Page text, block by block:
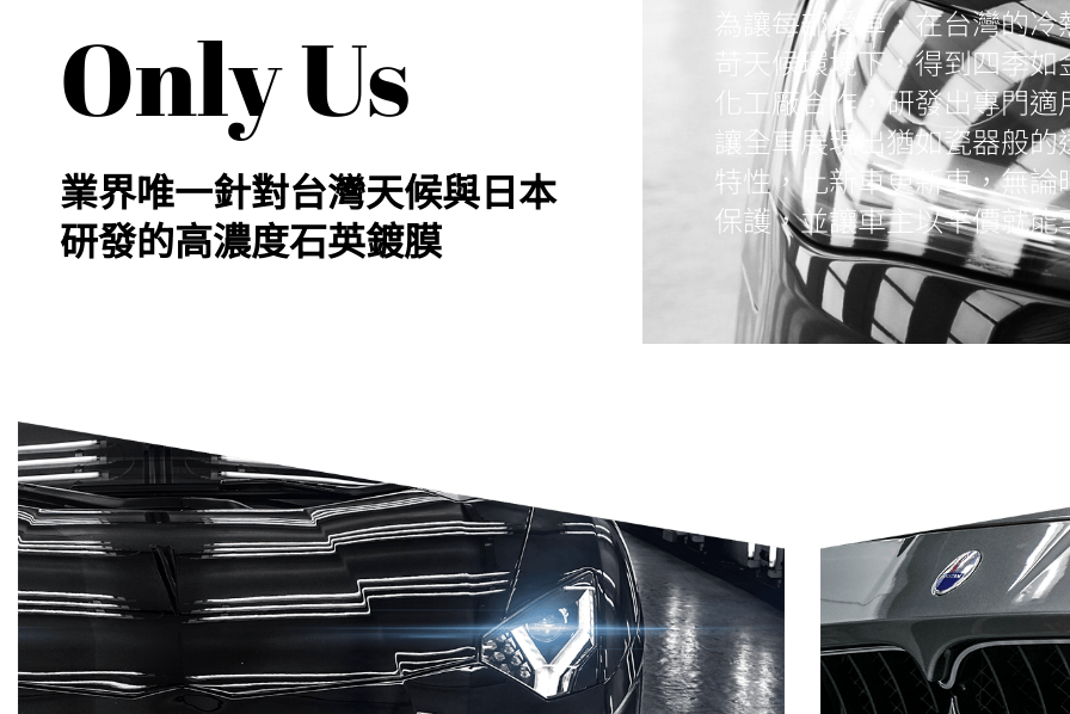
Only Us
業界唯一針對台灣天候與日本
研發的高濃度石英鍍膜
為讓每部愛車，在台灣的
苛天候環境下，得到四季
化工廠合作，研發出專門
讓全車展現出猶如瓷器般
特性，比新車更新車，無
保護，並讓車主以平價就